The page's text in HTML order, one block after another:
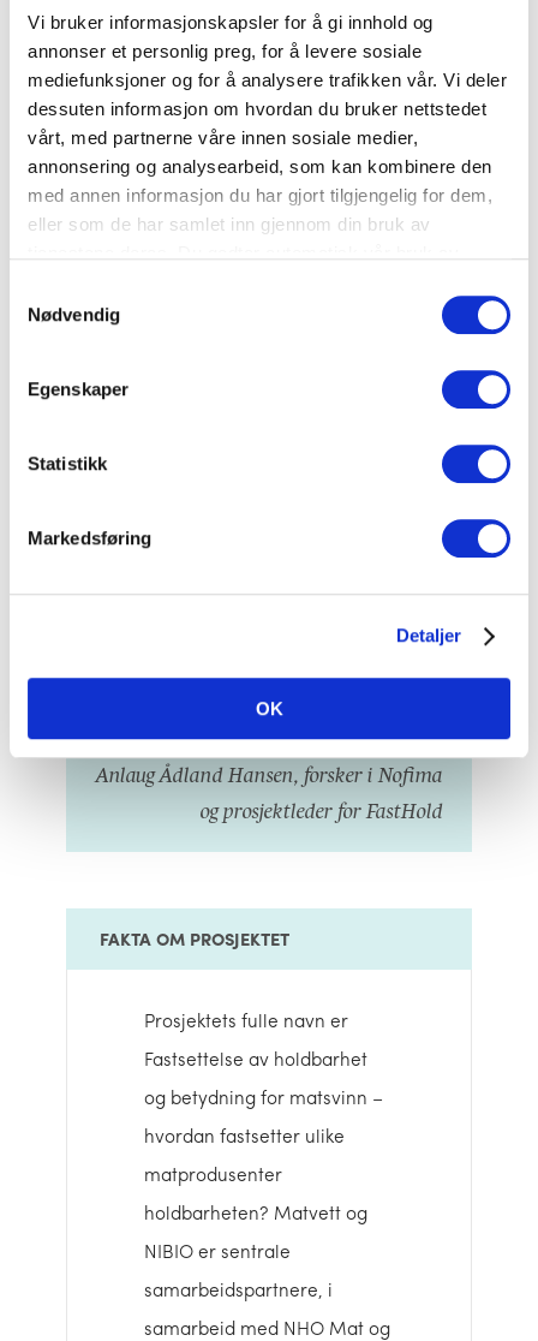
Vi bruker informasjonskapsler for å gi innhold og
annonser et personlig preg, for å levere sosiale
mediefunksjoner og for å analysere trafikken vår. Vi deler
dessuten informasjon om hvordan du bruker nettstedet
vårt, med partnerne våre innen sosiale medier,
annonsering og analysearbeid, som kan kombinere den
med annen informasjon du har gjort tilgjengelig for dem,
eller som de har samlet inn gjennom din bruk av
Nødvendig
Egenskaper
Statistikk
Markedsføring
Detaljer
OK
klimafotavtrykk. Forskerne skal derfor
gjennomføre en web-basert
spørreundersøkelse blant norske
matprodusenter. Resultatene vil deles med
hele matbransjen og myndighetene, og
danne grunnlag for videre tiltak og
holdbarhetsdato ofte fører til at
Med dette prosjektet ønsker vi å
forbedres, slik at både
bedre forutsetninger for å redusere
Anlaug Ådland Hansen, forsker i Nofima
og prosjektleder for FastHold
FAKTA OM PROSJEKTET
Prosjektets fulle navn er
Fastsettelse av holdbarhet
og betydning for matsvinn –
hvordan fastsetter ulike
matprodusenter
holdbarheten? Matvett og
NIBIO er sentrale
samarbeidspartnere, i
samarbeid med NHO Mat og